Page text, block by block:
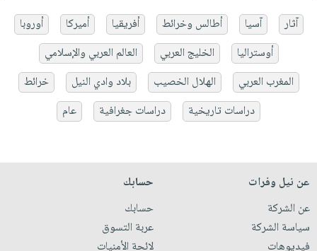
آثار آسيا أطالس وخرائط أفريقيا أميركا
أوروبا
أوستراليا
الخليج العربي
العالم العربي والإسلامي
المغرب العربي
الهلال الخصيب بلاد وادي النيل
خرائط
دراسات تاريخية
دراسات جغرافية عام
عن نيل وفرات
عن الشركة
سياسة الشركة
فيديوهات
حسابك
حسابك
عربة التسوق
لائحة الأمنيات